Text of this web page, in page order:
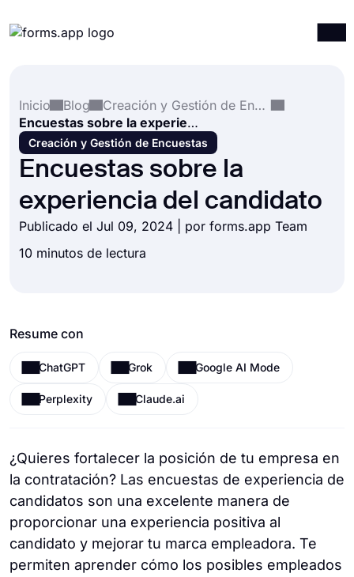
Integraciones
Plantillas
Recursos
Precios
Inicio
Blog
Creación y Gestión de Encuestas
Encuestas sobre la experiencia del candidato
Creación y Gestión de Encuestas
Encuestas sobre la
experiencia del candidato
Publicado el Jul 09, 2024 | por forms.app Team
10 minutos de lectura
Resume con
ChatGPT Grok Google AI Mode
Perplexity Claude.ai
¿Quieres fortalecer la posición de tu empresa en
la contratación? Las encuestas de experiencia de
candidatos son una excelente manera de
proporcionar una experiencia positiva al
candidato y mejorar tu marca empleadora. Te
permiten aprender cómo los posibles empleados